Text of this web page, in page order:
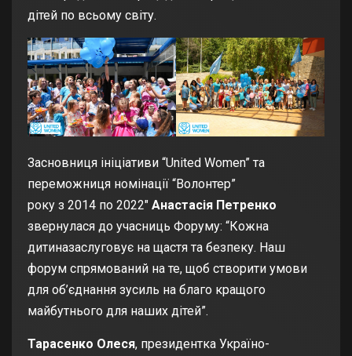
дітей по всьому світу.
Засновниця ініціативи “United Women” та
переможниця номінації “Волонтер”
року з 2014 по 2022″ Анастасія Петренко
звернулася до учасниць Форуму: “Кожна
дитиназаслуговує на щастя та безпеку. Наш
форум спрямований на те, щоб створити умови
для об’єднання зусиль на благо кращого
майбутнього для наших дітей”.
Тарасенко Олеся, президентка Україно-